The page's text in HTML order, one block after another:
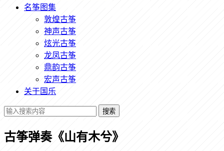
名筝图集
敦煌古筝
神声古筝
炫光古筝
龙凤古筝
鼎韵古筝
宏声古筝
关于国乐
搜索
古筝弹奏《山有木兮》